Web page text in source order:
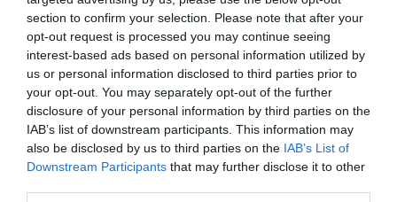
section to confirm your selection. Please note that after your
opt-out request is processed you may continue seeing
interest-based ads based on personal information utilized by
us or personal information disclosed to third parties prior to
your opt-out. You may separately opt-out of the further
disclosure of your personal information by third parties on the
IAB’s list of downstream participants. This information may
also be disclosed by us to third parties on the IAB’s List of
Downstream Participants that may further disclose it to other
es que no contiene conservantes, parabenes, ni
fenoxietanol. P. V. P: 10,00 €.
Productos complementarios
● Emulsión Fresca Antiimperfecciones: crema ligera, no
grasa, con un delicioso toque cítrico, de uso diario para
combatir las imperfecciones. Hidrata, unifica y cierra los
poros. Aporta confort día tras día y actúa en